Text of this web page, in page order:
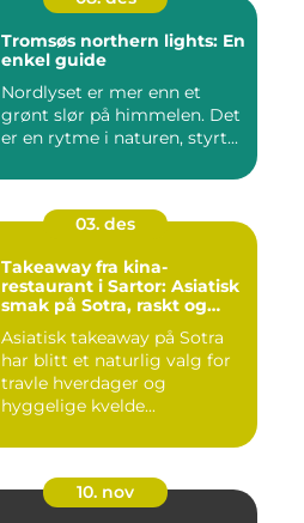
Tromsøs northern lights: En
enkel guide
Nordlyset er mer enn et
grønt slør på himmelen. Det
er en rytme i naturen, styrt...
03. des
Takeaway fra kina-
restaurant i Sartor: Asiatisk
smak på Sotra, raskt og
Asiatisk takeaway på Sotra
har blitt et naturlig valg for
travle hverdager og
hyggelige kvelde...
10. nov